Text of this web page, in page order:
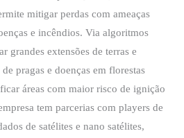
mitigar perdas com ameaças
e incêndios. Via algoritmos
grandes extensões de terras e
pragas e doenças em florestas
áreas com maior risco de ignição
tem parcerias com players de
de satélites e nano satélites,